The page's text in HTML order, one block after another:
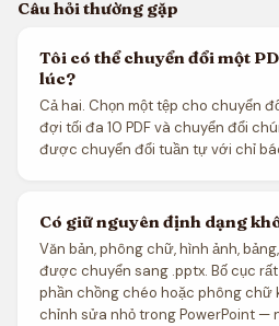
Câu hỏi thường gặp
Tôi có thể chuyển đổi một
lúc?
Cả hai. Chọn một tệp cho chuyển
đợi tối đa 10 PDF và chuyển đổi
được chuyển đổi tuần tự với chỉ
Có giữ nguyên định dạng
Văn bản, phông chữ, hình ảnh,
được chuyển sang .pptx. Bố cục
phần chồng chéo hoặc phông chữ
chỉnh sửa nhỏ trong PowerPoint —